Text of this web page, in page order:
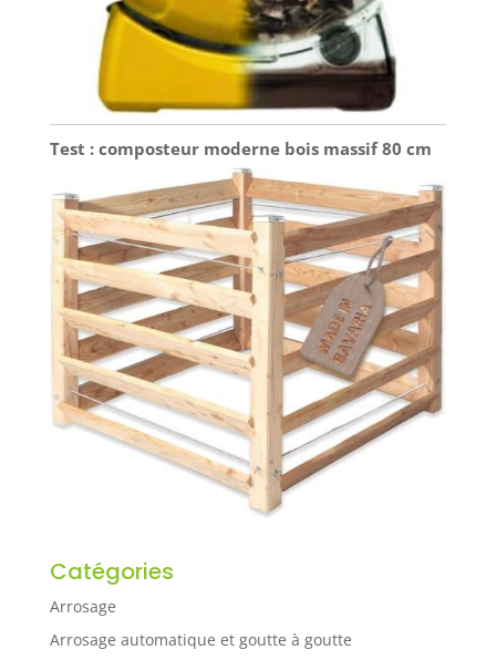
Test : composteur moderne bois massif 80 cm
Catégories
Arrosage
Arrosage automatique et goutte à goutte